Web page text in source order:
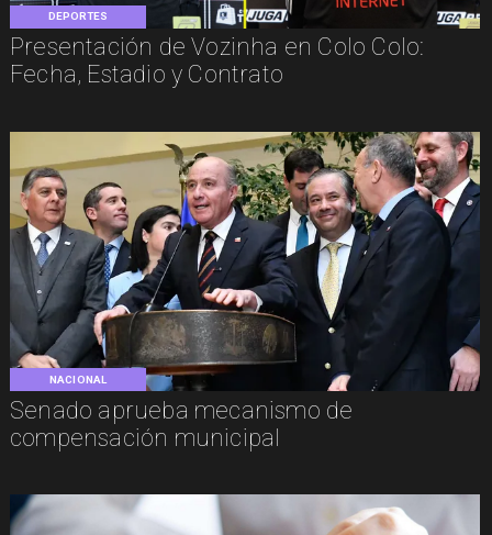
DEPORTES
Presentación de Vozinha en Colo Colo:
Fecha, Estadio y Contrato
NACIONAL
Senado aprueba mecanismo de
compensación municipal